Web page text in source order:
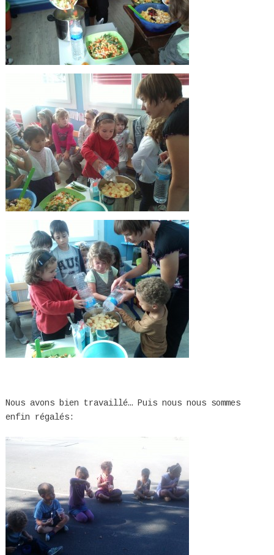
Nous avons bien travaillé… Puis nous nous sommes
enfin régalés: